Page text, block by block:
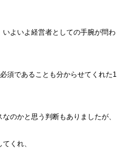
よいよ経営者としての手腕が問わ
須であることも分からせてくれた1
のかと思う判断もありましたが、
くれ、